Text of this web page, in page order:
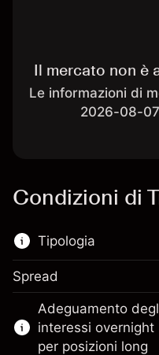
Il mercato non è
Le informazioni di
2026-08-
Condizioni di
Tipologia
Questo strumento
per il trading di
Scopri di più su:
Spread
Adeguamento
interessi overnight
per posizioni long